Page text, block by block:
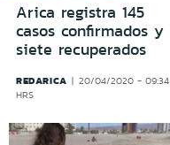
Arica registra 145
casos confirmados y
siete recuperados
REDARICA
20/04/2020 - 09:34
HRS